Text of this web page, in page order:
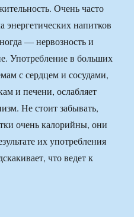
Очень часто
напитков
— нервозность и
Употребление в больших
с сердцем и сосудами,
и печени, ослабляет
Не стоит забывать,
очень калорийны, они
их употребления
что ведет к